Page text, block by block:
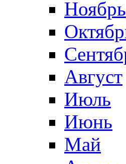
Ноябрь
Август
Июль
Июнь
Май